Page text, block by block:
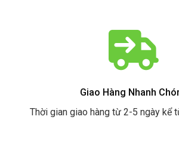
Giao Hàng Nhanh
Thời gian giao hàng từ 2-5 ngày kể